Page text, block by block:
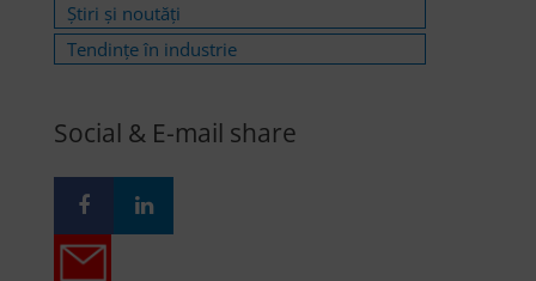
Știri și noutăți
Tendințe în industrie
Social & E-mail share